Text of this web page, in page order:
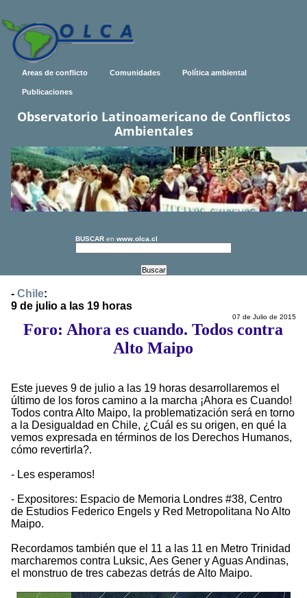
Areas de conflicto Comunidades Política ambiental
Publicaciones
Observatorio Latinoamericano de Conflictos
Ambientales
BUSCAR en www.olca.cl
- Chile:
9 de julio a las 19 horas
07 de Julio de 2015
Foro: Ahora es cuando. Todos contra
Alto Maipo
Este jueves 9 de julio a las 19 horas desarrollaremos el
último de los foros camino a la marcha ¡Ahora es Cuando!
Todos contra Alto Maipo, la problematización será en torno
a la Desigualdad en Chile, ¿Cuál es su origen, en qué la
vemos expresada en términos de los Derechos Humanos,
cómo revertirla?.
- Les esperamos!
- Expositores: Espacio de Memoria Londres #38, Centro
de Estudios Federico Engels y Red Metropolitana No Alto
Maipo.
Recordamos también que el 11 a las 11 en Metro Trinidad
marcharemos contra Luksic, Aes Gener y Aguas Andinas,
el monstruo de tres cabezas detrás de Alto Maipo.